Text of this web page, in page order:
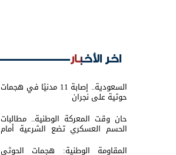
اخر الأخبار
السعودية.. إصابة 11 مدنيًا في هجمات
حوثية على نجران
حان وقت المعركة الوطنية.. مطالبات
الحسم العسكري تضع الشرعية أمام
اختبار القرار
المقاومة الوطنية: هجمات الحوثي